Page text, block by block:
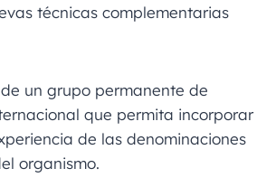
técnicas complementarias
un grupo permanente de
que permita incorporar
de las denominaciones
organismo.